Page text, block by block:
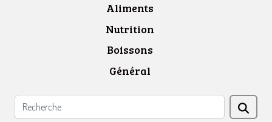
Aliments
Nutrition
Boissons
Général